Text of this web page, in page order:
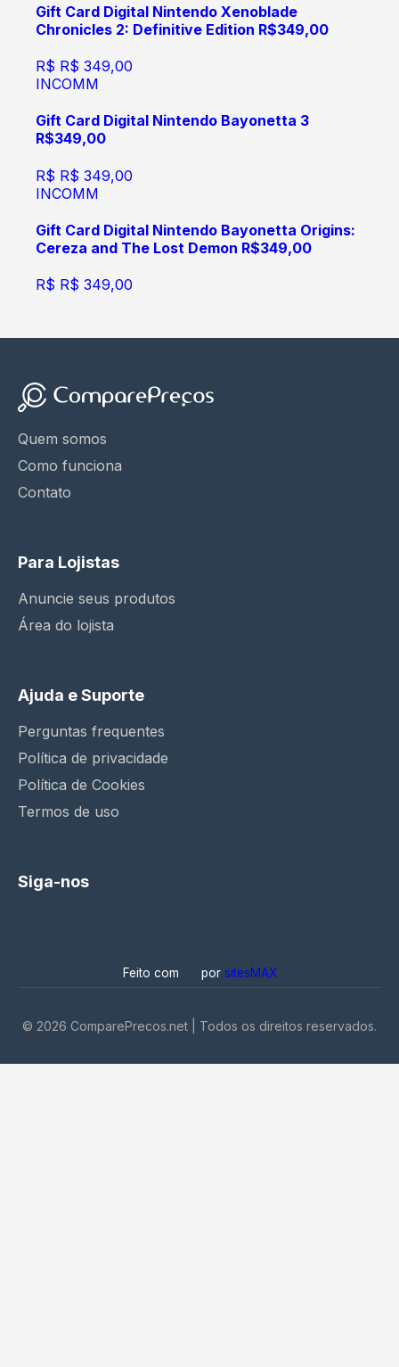
Gift Card Digital Nintendo Xenoblade
Chronicles 2: Definitive Edition R$349,00
R$ R$ 349,00
INCOMM
Gift Card Digital Nintendo Bayonetta 3
R$349,00
R$ R$ 349,00
INCOMM
Gift Card Digital Nintendo Bayonetta Origins:
Cereza and The Lost Demon R$349,00
R$ R$ 349,00
Quem somos
Como funciona
Contato
Para Lojistas
Anuncie seus produtos
Área do lojista
Ajuda e Suporte
Perguntas frequentes
Política de privacidade
Política de Cookies
Termos de uso
Siga-nos
Feito com por sitesMAX
© 2026 ComparePrecos.net | Todos os direitos reservados.